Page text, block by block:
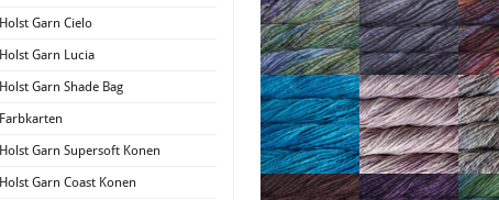
Holst Garn Cielo
Holst Garn Lucia
Holst Garn Shade Bag
Farbkarten
Holst Garn Supersoft Konen
Holst Garn Coast Konen